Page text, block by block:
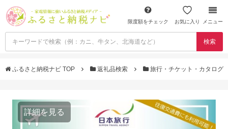
限度額をチェック お気に入り メニュー
検索
ふるさと納税ナビ TOP 返礼品検索 旅行・チケット・カタログ
詳細を見る